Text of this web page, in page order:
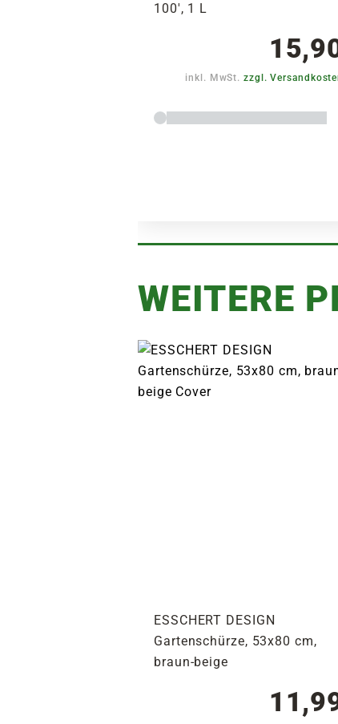
100', 1 L
inkl. MwSt.zzgl.
WEITERE
ESSCHERT DESIGN
Gartenschürze, 53x80 cm,
braun-beige